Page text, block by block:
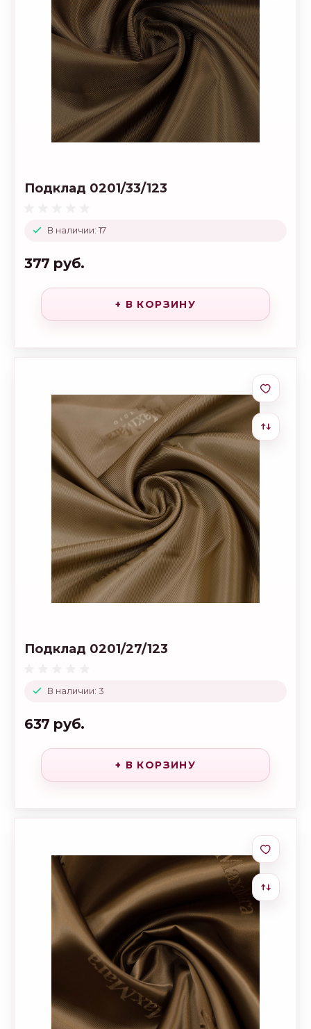
В наличии: 17
Подклад 0201/33/123
377 руб.
+ В КОРЗИНУ
В наличии: 3
Подклад 0201/27/123
637 руб.
+ В КОРЗИНУ